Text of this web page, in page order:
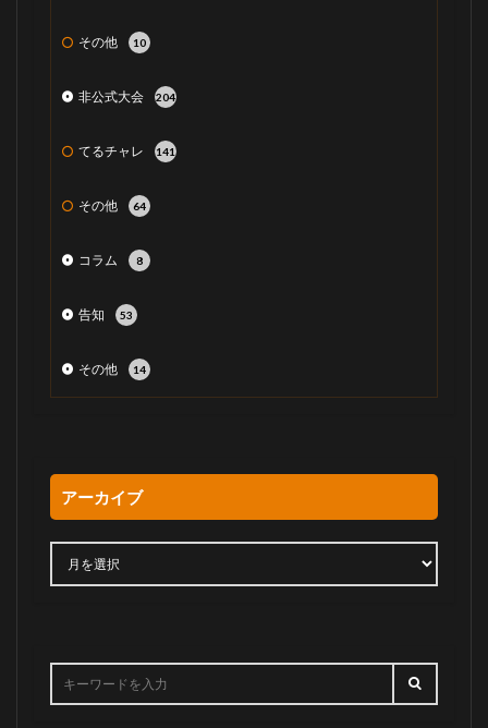
その他 10
非公式大会 204
てるチャレ 141
その他 64
コラム 8
告知 53
その他 14
アーカイブ